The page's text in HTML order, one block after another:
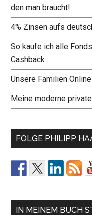
den man braucht!
4% Zinsen aufs
So kaufe ich alle
Cashback
Unsere Familien
Meine moderne
FOLGE PHILIPP
IN MEINEM BUCH